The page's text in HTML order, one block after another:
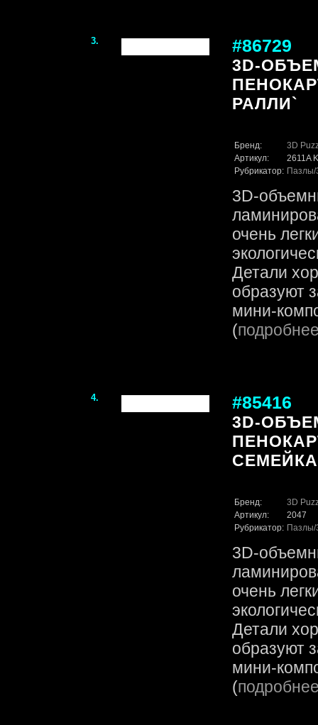
3. #86729
3D-
РАЛЛИ`
Бренд:
3D
Артикул:
2611A
Рубрикатор: Пазлы/
3D-
очень
Детали
образуют
мини-
(
4. #85416
3D-
Бренд:
3D
Артикул:
2047
Рубрикатор: Пазлы/
3D-
очень
Детали
образуют
мини-
(